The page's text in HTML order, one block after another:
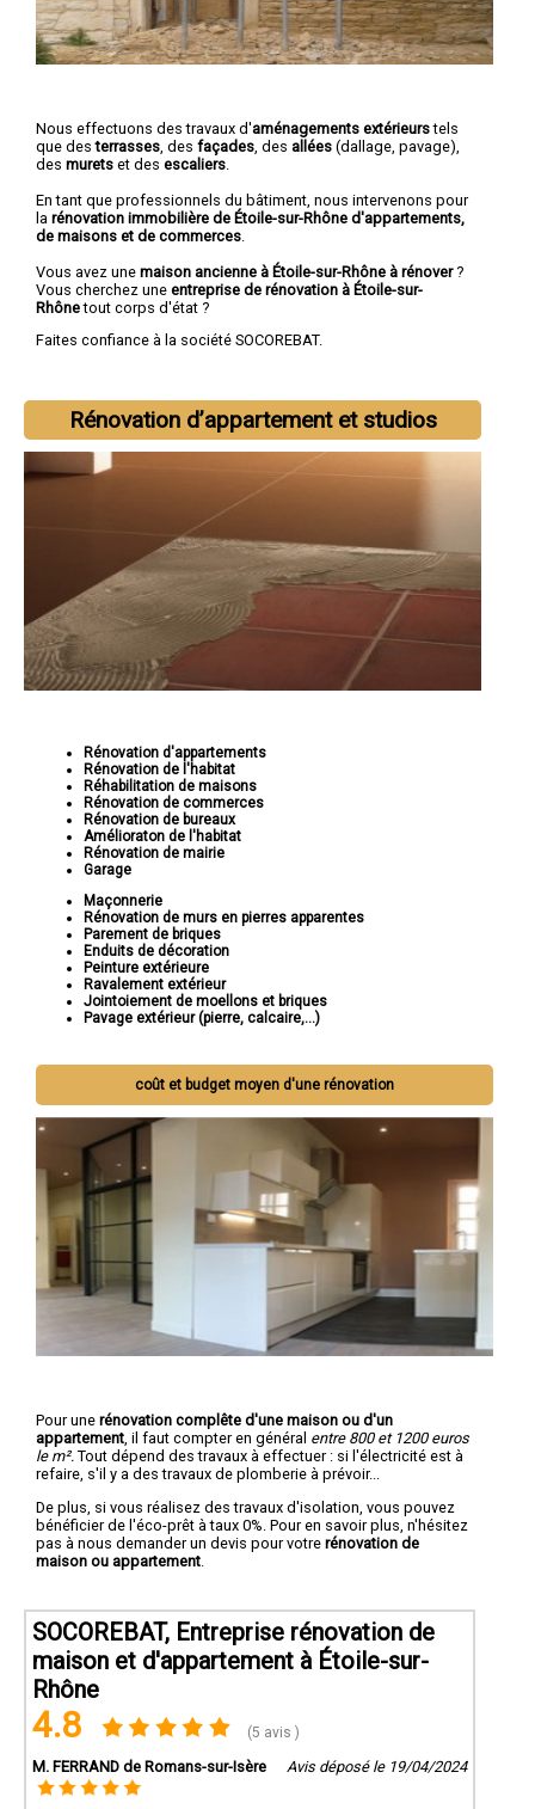
Nous effectuons des travaux d'aménagements extérieurstels
que desterrasses , des façades , des allées (dallage, pavage),
des murets et des escaliers
En tant que professionnels du bâtiment, nous intervenons pour
la rénovation immobilière de Étoile-sur-Rhône d'appartements,
de maisons et de commerces
Vous avez une maison ancienne à Étoile-sur-Rhône à rénover?
Vous cherchez une entreprise de rénovation à Étoile-sur-
Rhônetout corps d'état ?
Faites confiance à la société SOCOREBAT.
Rénovation d’appartement et studios
Rénovation d'appartements
Rénovation de l'habitat
Réhabilitation de maisons
Rénovation de commerces
Rénovation de bureaux
Amélioraton de l'habitat
Rénovation de mairie
Garage
Maçonnerie
Rénovation de murs en pierres apparentes
Parement de briques
Enduits de décoration
Peinture extérieure
Ravalement extérieur
Jointoiement de moellons et briques
Pavage extérieur (pierre, calcaire,...)
coût et budget moyen d'une rénovation
Pour une rénovation complête d'une maison ou d'un
appartement , il faut compter en général entre 800 et 1200 euros
le m². Tout dépend des travaux à effectuer : si l'électricité est à
refaire, s'il y a des travaux de plomberie à prévoir...
De plus, si vous réalisez des travaux d'isolation, vous pouvez
bénéficier de l'éco-prêt à taux 0%. Pour en savoir plus, n'hésitez
pas à nous demander un devis pour votre rénovation de
maison ou appartement
SOCOREBAT, Entreprise rénovation de
maison et d'appartement à Étoile-sur-
Rhône
4.8 (5 avis )
M. FERRAND de Romans-sur-Isère Avis déposé le 19/04/2024